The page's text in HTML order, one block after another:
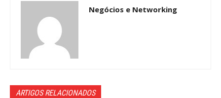
Negócios e Networking
ARTIGOS RELACIONADOS